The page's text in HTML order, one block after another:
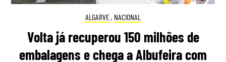
ALGARVE, NACIONAL
Volta já recuperou 150 milhões de
embalagens e chega a Albufeira com